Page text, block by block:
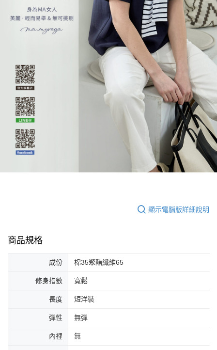
顯示電腦版詳細說明
商品規格
成份 棉35聚酯纖維65
修身指數 寬鬆
長度 短洋裝
彈性 無彈
內裡 無